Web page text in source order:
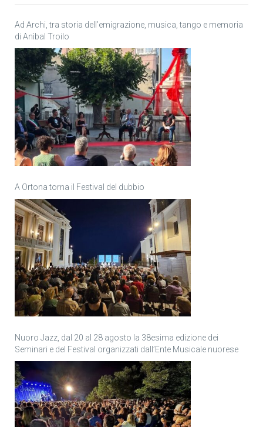
Ad Archi, tra storia dell’emigrazione, musica, tango e memoria
di Anìbal Troilo
A Ortona torna il Festival del dubbio
Nuoro Jazz, dal 20 al 28 agosto la 38esima edizione dei
Seminari e del Festival organizzati dall’Ente Musicale nuorese